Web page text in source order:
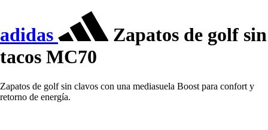
adidas
Zapatos de golf sin
tacos MC70
Zapatos de golf sin clavos con una mediasuela Boost para confort y
retorno de energía.